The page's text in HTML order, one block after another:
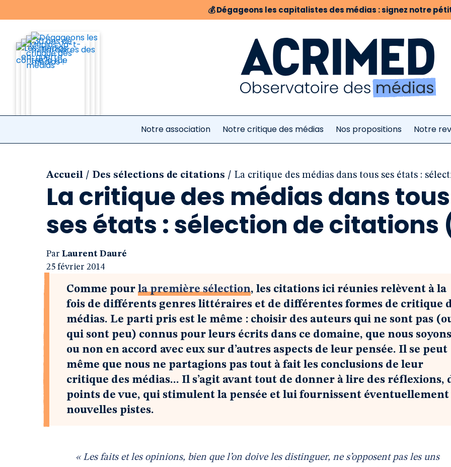
💰Dégageons les capitalistes des médias : signez notre
Notre association Notre critique des médias Nos propositions Notre
Accueil / Des sélections de citations / La critique des médias dans tous ses états :
La critique des médias dans tous
ses états : sélection de citations
Par Laurent Dauré
25 février 2014
Comme pour la première sélection, les citations ici réunies relèvent à la
fois de différents genres littéraires et de différentes formes de critique
médias. Le parti pris est le même : choisir des auteurs qui ne sont pas
qui sont peu) connus pour leurs écrits dans ce domaine, que nous soyons
ou non en accord avec eux sur d’autres aspects de leur pensée. Il se peut
même que nous ne partagions pas tout à fait les conclusions de leur
critique des médias... Il s’agit avant tout de donner à lire des réflexions,
points de vue, qui stimulent la pensée et lui fournissent éventuellement
nouvelles pistes.
« Les faits et les opinions, bien que l’on doive les distinguer, ne s’opposent pas les uns